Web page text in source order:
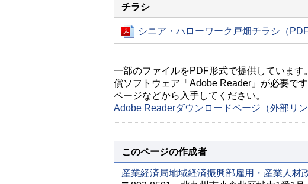
チラシ
シニア・ハローワーク戸畑チラシ（
一部のファイルをPDF形式で提供していま
償ソフトウェア「Adobe Reader」が必要で
ページなどから入手してください。
Adobe Readerダウンロードページ（外部リン
このページの作成者
産業経済局地域経済振興部雇用・産業人材